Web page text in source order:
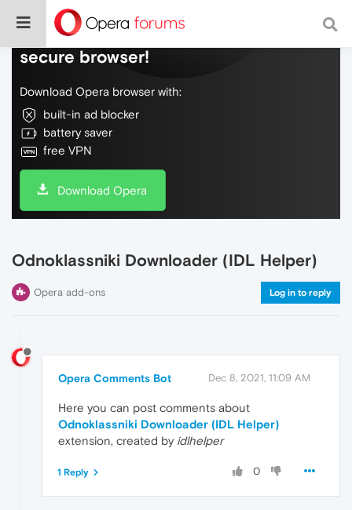
Do more on the web, with a fast and
secure browser!
Download Opera browser with:
built-in ad blocker
battery saver
free VPN
Download Opera
Odnoklassniki Downloader (IDL Helper)
Opera add-ons Log in to reply
Opera Comments Bot Dec 8, 2021, 11:09 AM
Here you can post comments about
Odnoklassniki Downloader (IDL Helper)
extension, created by idlhelper
0
1 Reply